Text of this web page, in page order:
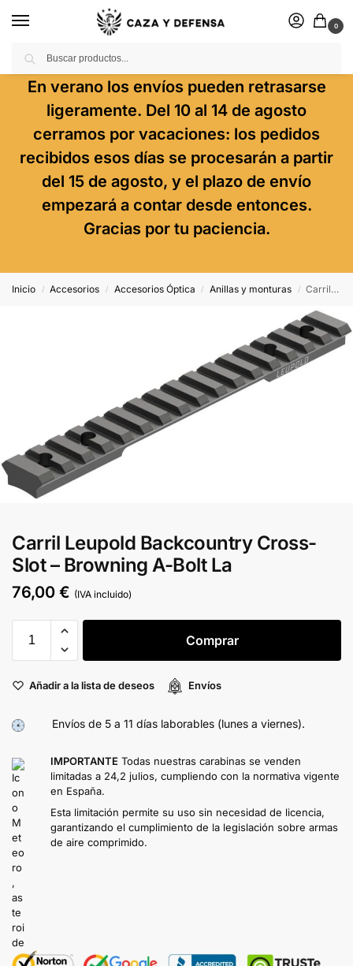
0
En verano los envíos pueden retrasarse
ligeramente. Del 10 al 14 de agosto
cerramos por vacaciones: los pedidos
recibidos esos días se procesarán a partir
del 15 de agosto, y el plazo de envío
empezará a contar desde entonces.
Gracias por tu paciencia.
Inicio / Accesorios / Accesorios Óptica / Anillas y monturas / Carril Leupold Backcountry Cross-Slot – Browning A-Bolt La
Carril Leupold Backcountry Cross-
Slot – Browning A-Bolt La
76,00 € (IVA incluido)
Comprar
Añadir a la lista de deseos Envíos
Envíos de 5 a 11 días laborables (lunes a viernes).
IMPORTANTE Todas nuestras carabinas se venden
limitadas a 24,2 julios, cumpliendo con la normativa vigente
en España.
Esta limitación permite su uso sin necesidad de licencia,
garantizando el cumplimiento de la legislación sobre armas
de aire comprimido.